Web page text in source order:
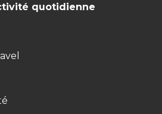
quotidienne